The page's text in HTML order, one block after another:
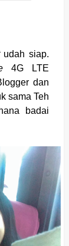
udah siap.
4G LTE
dan
sama Teh
badai